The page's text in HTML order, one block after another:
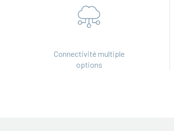
Connectivité multiple
options